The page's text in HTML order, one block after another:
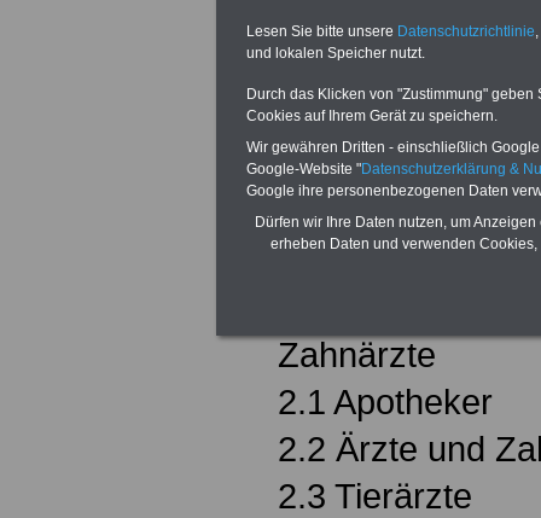
2. Ärzte,
Zahnärzte
(Überschrift
2020:)
2. Ärzte,
Zahnärzte
2.1 Apotheker
2.2 Ärzte und
2.3 Tierärzte
Lesen Sie bitte unsere Datenschutzrichtlinie
und lokalen Speicher nutzt.
Durch das Klicken von "Zustimmung"
Cookies auf Ihrem Gerät zu speichern.
Wir gewähren Dritten - einschließlich
Google-Website "Datenschutzerklärung &
Google ihre personenbezogenen Daten
Dürfen wir Ihre Daten nutzen, um
erheben Daten und verwenden